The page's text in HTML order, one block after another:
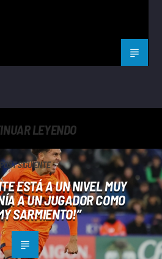
LEYENDO
POST SIGUIENTE
ESTÁ A UN NIVEL MUY
A UN JUGADOR COMO
SARMIENTO!”